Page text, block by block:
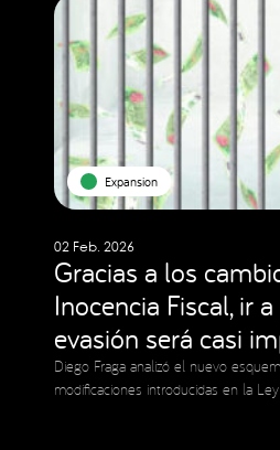
Expansion
02 Feb. 2026
Gracias a los
Inocencia Fiscal, ir
evasión será casi
Diego Fraga analizó el nuevo
modificaciones introducidas en la